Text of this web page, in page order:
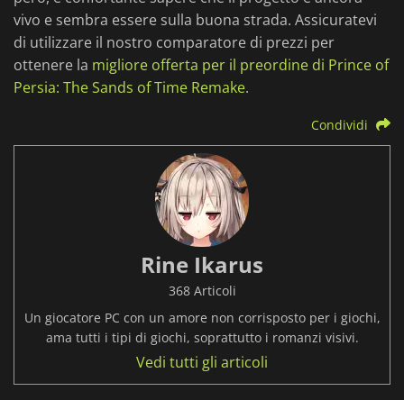
vivo e sembra essere sulla buona strada. Assicuratevi
di utilizzare il nostro comparatore di prezzi per
ottenere la migliore offerta per il preordine di Prince of
Persia: The Sands of Time Remake.
Condividi
Rine Ikarus
368 Articoli
Un giocatore PC con un amore non corrisposto per i giochi,
ama tutti i tipi di giochi, soprattutto i romanzi visivi.
Vedi tutti gli articoli